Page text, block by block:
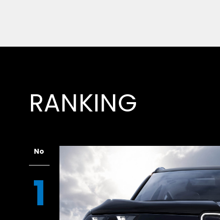
RANKING
No
1